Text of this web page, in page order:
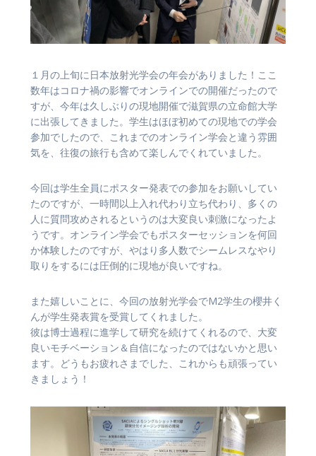
１月の上旬に日本放射光学会の年会がありました！ここ
数年はコロナ禍の影響でオンラインでの開催だったので
すが、今年は久しぶりの現地開催で滋賀県の立命館大学
に出張してきました。学生はほぼ初めての現地での学会
参加でしたので、これまでのオンライン学会と違う雰囲
気を、往復の旅行も含めて楽しんでくれていました。
今回は学生全員にポスター発表での参加をお願いしてい
たのですが、一時間以上入れ代わり立ち代わり、多くの
人に質問攻めされるというのは大変良い刺激になったよ
うです。オンライン学会でもポスターセッションを何回
か体験したのですが、やはり多人数でシームレスなやり
取りをするには圧倒的に現地が良いですね。
また嬉しいことに、今回の放射光学会でM2学生の櫻井く
んが学生発表賞を受賞してくれました。
彼は博士過程に進学して研究を続けてくれるので、大変
良いモチベーション＆自信になったのではないかと思い
ます。どうもお疲れさまでした、これからも頑張ってい
きましょう！